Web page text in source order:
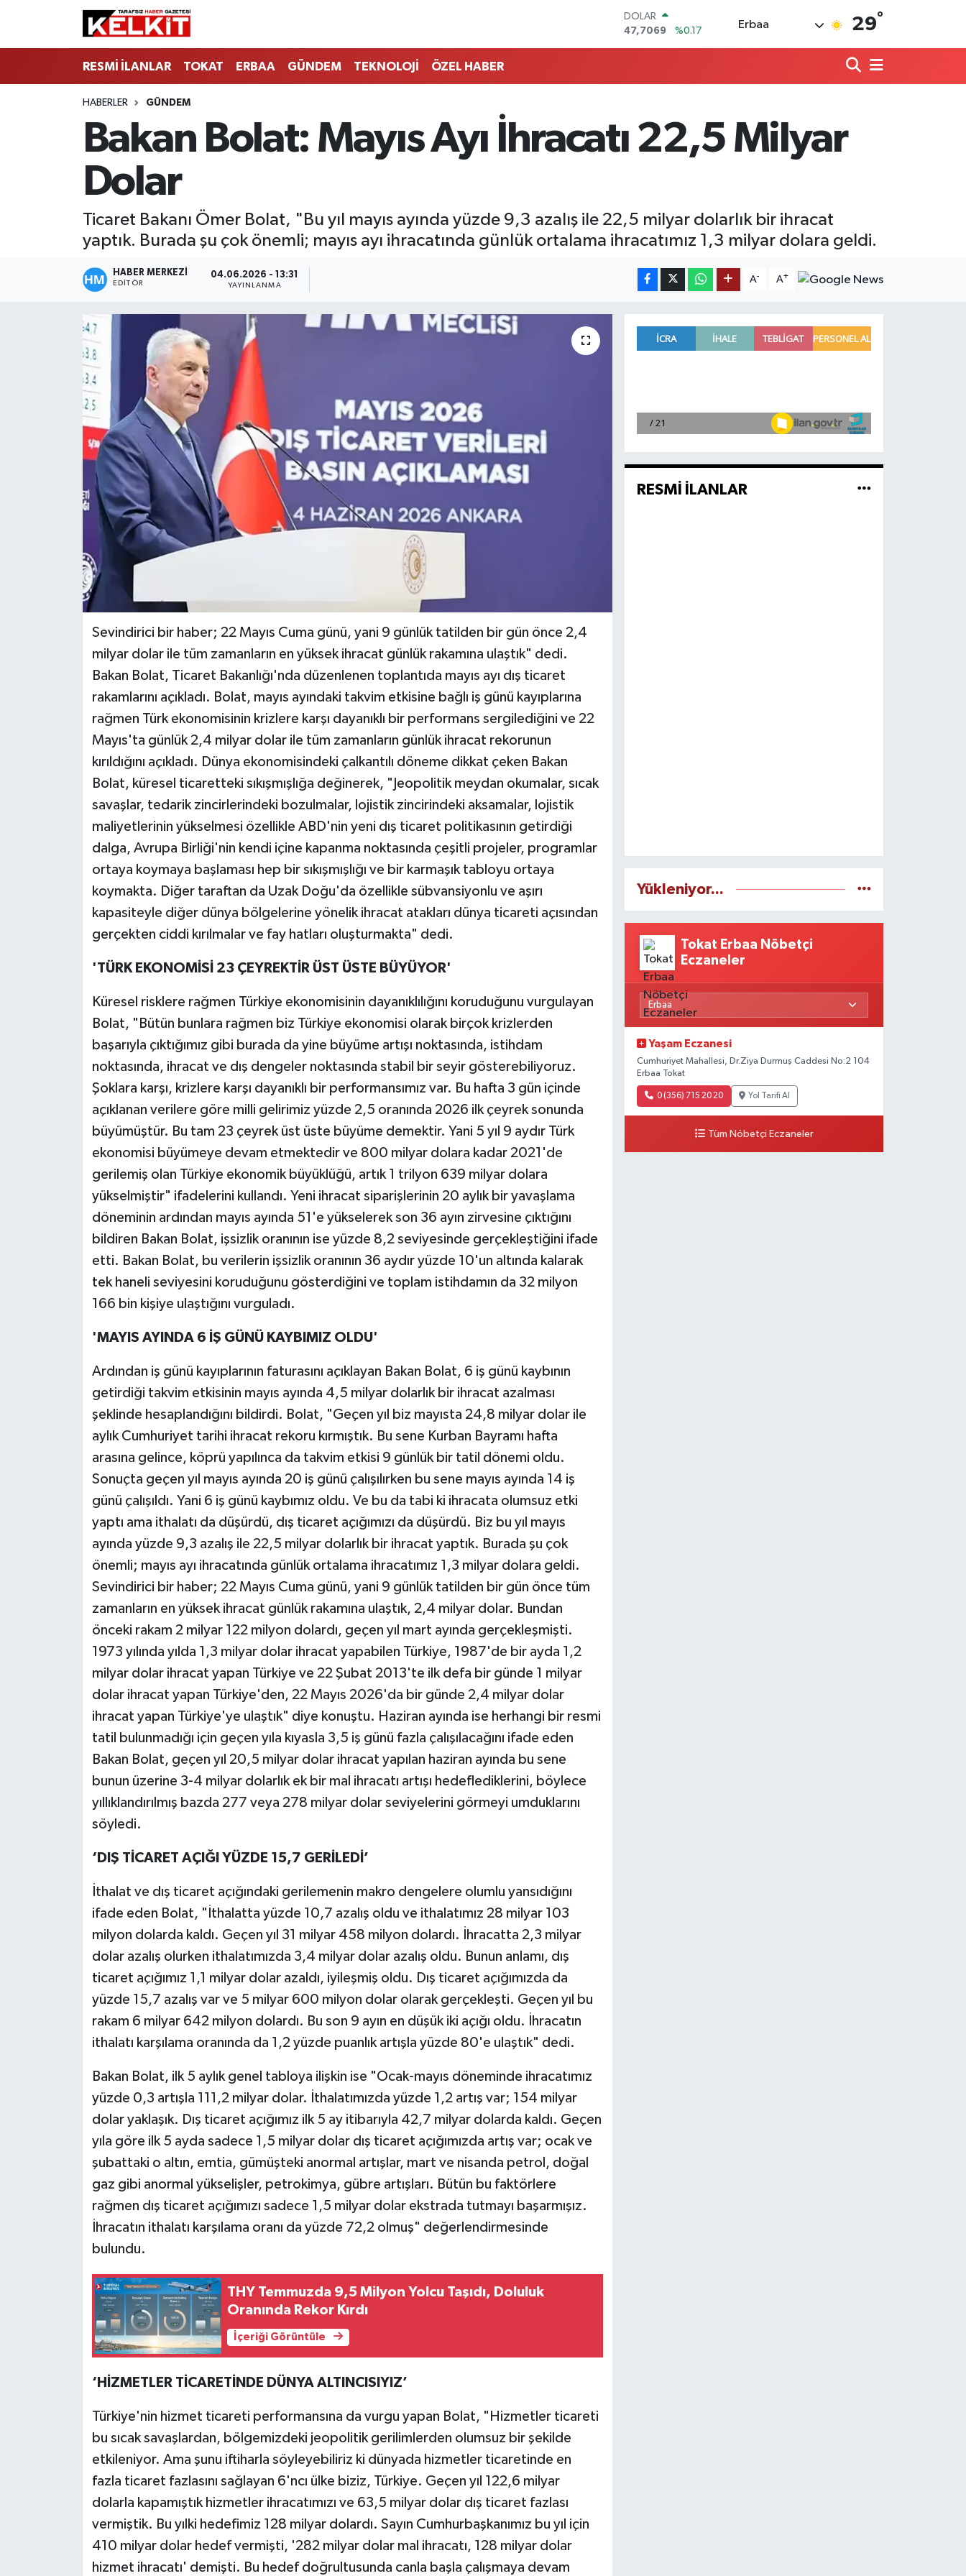
DOLAR
47,7069
%0.17
BİST100
13.887
%64
Erbaa 29°
RESMİ İLANLAR TOKAT ERBAA GÜNDEM TEKNOLOJİ ÖZEL HABER
HABERLER GÜNDEM
Bakan Bolat: Mayıs Ayı İhracatı 22,5 Milyar
Dolar
Ticaret Bakanı Ömer Bolat, "Bu yıl mayıs ayında yüzde 9,3 azalış ile 22,5 milyar dolarlık bir ihracat
yaptık. Burada şu çok önemli; mayıs ayı ihracatında günlük ortalama ihracatımız 1,3 milyar dolara geldi.
HABER MERKEZİ
EDITÖR
04.06.2026 - 13:31
YAYINLANMA
A- A+
Sevindirici bir haber; 22 Mayıs Cuma günü, yani 9 günlük tatilden bir gün önce 2,4
milyar dolar ile tüm zamanların en yüksek ihracat günlük rakamına ulaştık" dedi.
Bakan Bolat, Ticaret Bakanlığı'nda düzenlenen toplantıda mayıs ayı dış ticaret
rakamlarını açıkladı. Bolat, mayıs ayındaki takvim etkisine bağlı iş günü kayıplarına
rağmen Türk ekonomisinin krizlere karşı dayanıklı bir performans sergilediğini ve 22
Mayıs'ta günlük 2,4 milyar dolar ile tüm zamanların günlük ihracat rekorunun
kırıldığını açıkladı. Dünya ekonomisindeki çalkantılı döneme dikkat çeken Bakan
Bolat, küresel ticaretteki sıkışmışlığa değinerek, "Jeopolitik meydan okumalar, sıcak
savaşlar, tedarik zincirlerindeki bozulmalar, lojistik zincirindeki aksamalar, lojistik
maliyetlerinin yükselmesi özellikle ABD'nin yeni dış ticaret politikasının getirdiği
dalga, Avrupa Birliği'nin kendi içine kapanma noktasında çeşitli projeler, programlar
ortaya koymaya başlaması hep bir sıkışmışlığı ve bir karmaşık tabloyu ortaya
koymakta. Diğer taraftan da Uzak Doğu'da özellikle sübvansiyonlu ve aşırı
kapasiteyle diğer dünya bölgelerine yönelik ihracat atakları dünya ticareti açısından
gerçekten ciddi kırılmalar ve fay hatları oluşturmakta" dedi.
'TÜRK EKONOMİSİ 23 ÇEYREKTİR ÜST ÜSTE BÜYÜYOR'
Küresel risklere rağmen Türkiye ekonomisinin dayanıklılığını koruduğunu vurgulayan
Bolat, "Bütün bunlara rağmen biz Türkiye ekonomisi olarak birçok krizlerden
başarıyla çıktığımız gibi burada da yine büyüme artışı noktasında, istihdam
noktasında, ihracat ve dış dengeler noktasında stabil bir seyir gösterebiliyoruz.
Şoklara karşı, krizlere karşı dayanıklı bir performansımız var. Bu hafta 3 gün içinde
açıklanan verilere göre milli gelirimiz yüzde 2,5 oranında 2026 ilk çeyrek sonunda
büyümüştür. Bu tam 23 çeyrek üst üste büyüme demektir. Yani 5 yıl 9 aydır Türk
ekonomisi büyümeye devam etmektedir ve 800 milyar dolara kadar 2021'de
gerilemiş olan Türkiye ekonomik büyüklüğü, artık 1 trilyon 639 milyar dolara
yükselmiştir" ifadelerini kullandı. Yeni ihracat siparişlerinin 20 aylık bir yavaşlama
döneminin ardından mayıs ayında 51'e yükselerek son 36 ayın zirvesine çıktığını
bildiren Bakan Bolat, işsizlik oranının ise yüzde 8,2 seviyesinde gerçekleştiğini ifade
etti. Bakan Bolat, bu verilerin işsizlik oranının 36 aydır yüzde 10'un altında kalarak
tek haneli seviyesini koruduğunu gösterdiğini ve toplam istihdamın da 32 milyon
166 bin kişiye ulaştığını vurguladı.
'MAYIS AYINDA 6 İŞ GÜNÜ KAYBIMIZ OLDU'
Ardından iş günü kayıplarının faturasını açıklayan Bakan Bolat, 6 iş günü kaybının
getirdiği takvim etkisinin mayıs ayında 4,5 milyar dolarlık bir ihracat azalması
şeklinde hesaplandığını bildirdi. Bolat, "Geçen yıl biz mayısta 24,8 milyar dolar ile
aylık Cumhuriyet tarihi ihracat rekoru kırmıştık. Bu sene Kurban Bayramı hafta
arasına gelince, köprü yapılınca da takvim etkisi 9 günlük bir tatil dönemi oldu.
Sonuçta geçen yıl mayıs ayında 20 iş günü çalışılırken bu sene mayıs ayında 14 iş
günü çalışıldı. Yani 6 iş günü kaybımız oldu. Ve bu da tabi ki ihracata olumsuz etki
yaptı ama ithalatı da düşürdü, dış ticaret açığımızı da düşürdü. Biz bu yıl mayıs
ayında yüzde 9,3 azalış ile 22,5 milyar dolarlık bir ihracat yaptık. Burada şu çok
önemli; mayıs ayı ihracatında günlük ortalama ihracatımız 1,3 milyar dolara geldi.
Sevindirici bir haber; 22 Mayıs Cuma günü, yani 9 günlük tatilden bir gün önce tüm
zamanların en yüksek ihracat günlük rakamına ulaştık, 2,4 milyar dolar. Bundan
önceki rakam 2 milyar 122 milyon dolardı, geçen yıl mart ayında gerçekleşmişti.
1973 yılında yılda 1,3 milyar dolar ihracat yapabilen Türkiye, 1987'de bir ayda 1,2
milyar dolar ihracat yapan Türkiye ve 22 Şubat 2013'te ilk defa bir günde 1 milyar
dolar ihracat yapan Türkiye'den, 22 Mayıs 2026'da bir günde 2,4 milyar dolar
ihracat yapan Türkiye'ye ulaştık" diye konuştu. Haziran ayında ise herhangi bir resmi
tatil bulunmadığı için geçen yıla kıyasla 3,5 iş günü fazla çalışılacağını ifade eden
Bakan Bolat, geçen yıl 20,5 milyar dolar ihracat yapılan haziran ayında bu sene
bunun üzerine 3-4 milyar dolarlık ek bir mal ihracatı artışı hedeflediklerini, böylece
yıllıklandırılmış bazda 277 veya 278 milyar dolar seviyelerini görmeyi umduklarını
söyledi.
‘DIŞ TİCARET AÇIĞI YÜZDE 15,7 GERİLEDİ’
İthalat ve dış ticaret açığındaki gerilemenin makro dengelere olumlu yansıdığını
ifade eden Bolat, "İthalatta yüzde 10,7 azalış oldu ve ithalatımız 28 milyar 103
milyon dolarda kaldı. Geçen yıl 31 milyar 458 milyon dolardı. İhracatta 2,3 milyar
dolar azalış olurken ithalatımızda 3,4 milyar dolar azalış oldu. Bunun anlamı, dış
ticaret açığımız 1,1 milyar dolar azaldı, iyileşmiş oldu. Dış ticaret açığımızda da
yüzde 15,7 azalış var ve 5 milyar 600 milyon dolar olarak gerçekleşti. Geçen yıl bu
rakam 6 milyar 642 milyon dolardı. Bu son 9 ayın en düşük iki açığı oldu. İhracatın
ithalatı karşılama oranında da 1,2 yüzde puanlık artışla yüzde 80'e ulaştık" dedi.
Bakan Bolat, ilk 5 aylık genel tabloya ilişkin ise "Ocak-mayıs döneminde ihracatımız
yüzde 0,3 artışla 111,2 milyar dolar. İthalatımızda yüzde 1,2 artış var; 154 milyar
dolar yaklaşık. Dış ticaret açığımız ilk 5 ay itibarıyla 42,7 milyar dolarda kaldı. Geçen
yıla göre ilk 5 ayda sadece 1,5 milyar dolar dış ticaret açığımızda artış var; ocak ve
şubattaki o altın, emtia, gümüşteki anormal artışlar, mart ve nisanda petrol, doğal
gaz gibi anormal yükselişler, petrokimya, gübre artışları. Bütün bu faktörlere
rağmen dış ticaret açığımızı sadece 1,5 milyar dolar ekstrada tutmayı başarmışız.
İhracatın ithalatı karşılama oranı da yüzde 72,2 olmuş" değerlendirmesinde
bulundu.
THY Temmuzda 9,5 Milyon Yolcu Taşıdı, Doluluk
Oranında Rekor Kırdı
İçeriği Görüntüle
‘HİZMETLER TİCARETİNDE DÜNYA ALTINCISIYIZ’
Türkiye'nin hizmet ticareti performansına da vurgu yapan Bolat, "Hizmetler ticareti
bu sıcak savaşlardan, bölgemizdeki jeopolitik gerilimlerden olumsuz bir şekilde
etkileniyor. Ama şunu iftiharla söyleyebiliriz ki dünyada hizmetler ticaretinde en
fazla ticaret fazlasını sağlayan 6'ncı ülke biziz, Türkiye. Geçen yıl 122,6 milyar
dolarla kapamıştık hizmetler ihracatımızı ve 63,5 milyar dolar dış ticaret fazlası
vermiştik. Bu yılki hedefimiz 128 milyar dolardı. Sayın Cumhurbaşkanımız bu yıl için
410 milyar dolar hedef vermişti, '282 milyar dolar mal ihracatı, 128 milyar dolar
hizmet ihracatı' demişti. Bu hedef doğrultusunda canla başla çalışmaya devam
RESMİ İLANLAR
Yükleniyor...
Tokat Erbaa Nöbetçi
Eczaneler
Yaşam Eczanesi
Cumhuriyet Mahallesi, Dr.Ziya Durmuş Caddesi No:2 104
Erbaa Tokat
0 (356) 715 20 20 Yol Tarifi Al
Tüm Nöbetçi Eczaneler